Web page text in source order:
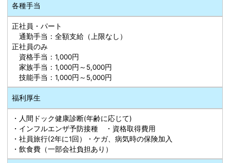
各種手当
正社員・パート
通勤手当：全額支給（上限なし）
正社員のみ
資格手当：1,000円
家族手当：1,000円～5,000円
技能手当：1,000円～5,000円
福利厚生
・人間ドック健康診断(年齢に応じて)
・インフルエンザ予防接種 ・資格取得費用
・社員旅行(2年に1回）・ケガ、病気時の保険加入
・飲食費（一部会社負担あり）